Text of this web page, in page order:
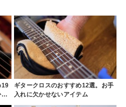
19
…
ギタークロスのおすすめ12選。お手
入れに欠かせないアイテム